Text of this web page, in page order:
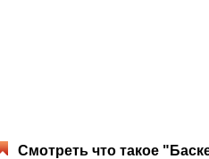
Смотреть что такое